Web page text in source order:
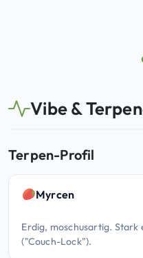
Vibe &
Terpen-Profil
Myrcen
Erdig, moschusartig.
("Couch-Lock").